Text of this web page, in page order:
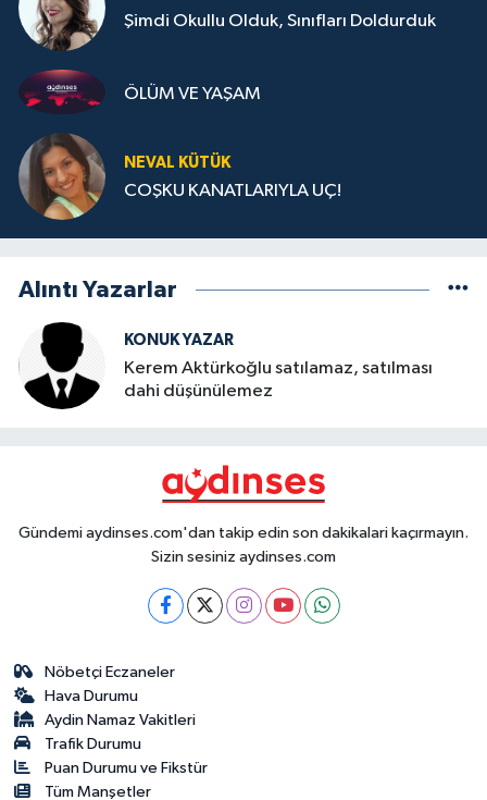
Şimdi Okullu Olduk, Sınıfları Doldurduk
ÖLÜM VE YAŞAM
NEVAL KÜTÜK
COŞKU KANATLARIYLA UÇ!
Alıntı Yazarlar
KONUK YAZAR
Kerem Aktürkoğlu satılamaz, satılması
dahi düşünülemez
Gündemi aydinses.com'dan takip edin son dakikalari kaçırmayın.
Sizin sesiniz aydinses.com
Nöbetçi Eczaneler
Hava Durumu
Aydin Namaz Vakitleri
Trafik Durumu
Puan Durumu ve Fikstür
Tüm Manşetler